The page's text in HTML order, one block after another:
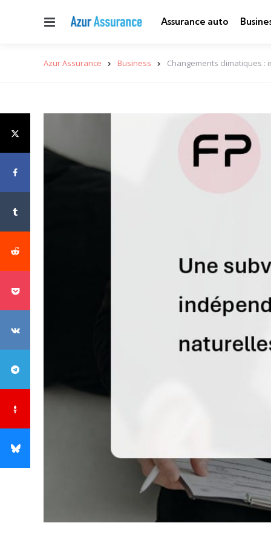
Menu Assurance auto
Azur Assurance Business Changements climatiques